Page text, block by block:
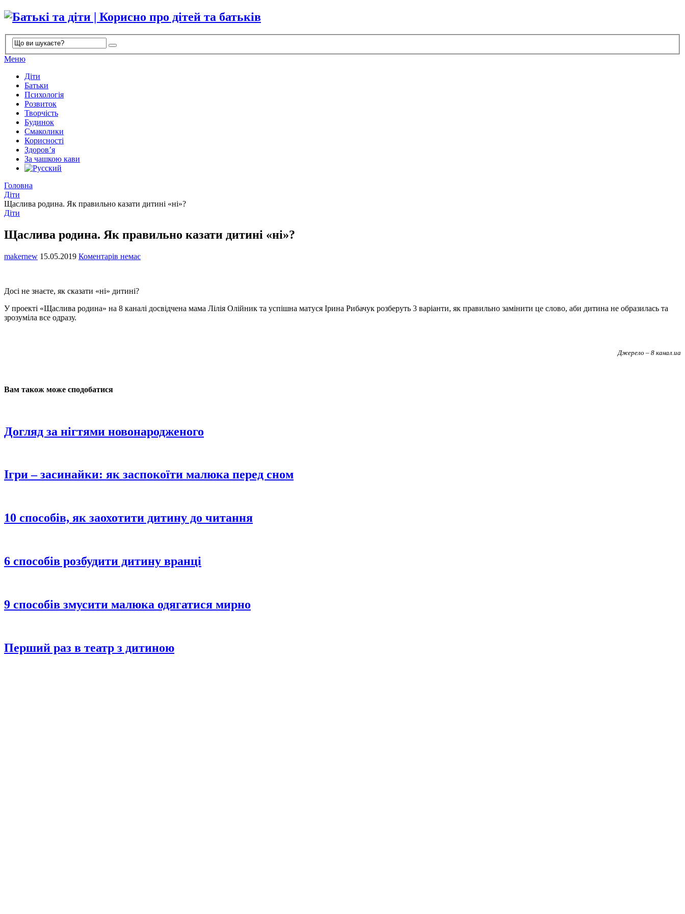
Меню
Діти
Батьки
Психологія
Розвиток
Творчість
Будинок
Смаколики
Корисності
Здоров’я
За чашкою кави
Головна
Діти
Щаслива родина. Як правильно казати дитині «ні»?
Діти
Щаслива родина. Як правильно казати дитині «ні»?
makernew 15.05.2019 Коментарів немає
Досі не знаєте, як сказати «ні» дитині?
У проекті «Щаслива родина» на 8 каналі досвідчена мама Лілія Олійник та успішна матуся Ірина Рибачук розберуть 3 варіанти, як правильно замінити це слово, аби дитина не образилась та
зрозуміла все одразу.
Джерело – 8 канал.ua
Вам також може сподобатися
Догляд за нігтями новонародженого
Ігри – засинайки: як заспокоїти малюка перед сном
10 способів, як заохотити дитину до читання
6 способів розбудити дитину вранці
9 способів змусити малюка одягатися мирно
Перший раз в театр з дитиною